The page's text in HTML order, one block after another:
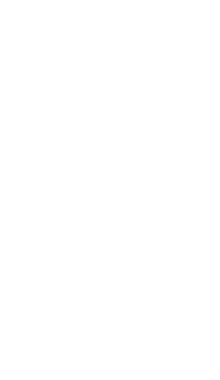
cerrar su fichaje a la
FC por Alberto
Ure: la opción 'A'